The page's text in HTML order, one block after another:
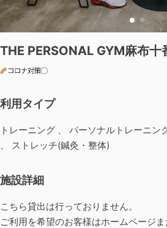
THE PERSONAL GYM麻布十
利用タイプ
トレーニング 、 パーソナルトレーニン
、 ストレッチ(鍼灸・整体)
施設詳細
こちら貸出は行っておりません。
ご利用を希望のお客様はホームページ